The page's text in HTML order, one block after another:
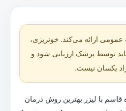
ارائه می‌کند. خونریزی،
توسط پزشک ارزیابی شود و
یکسان نیست.
قاسم با لیزر بهترین روش درمان